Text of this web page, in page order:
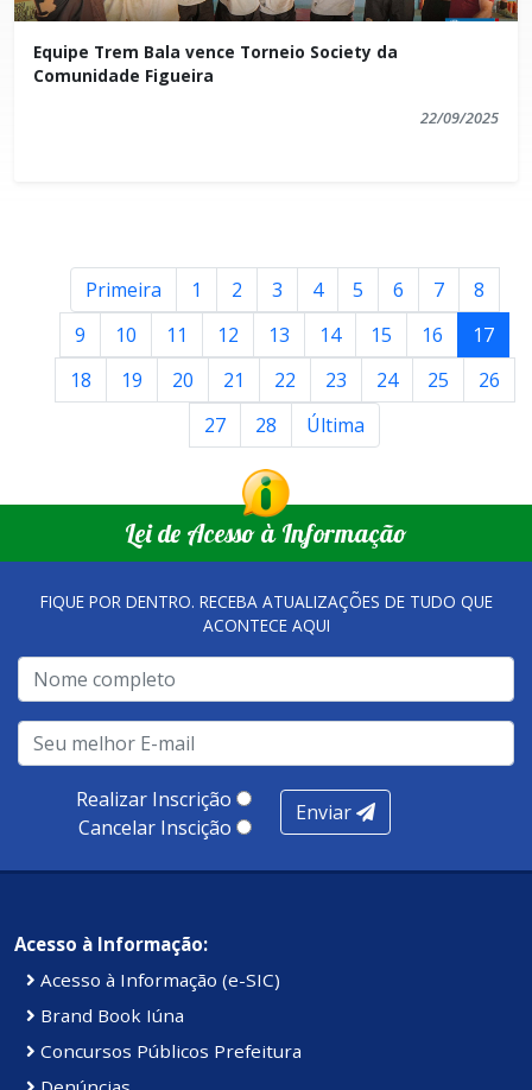
Equipe Trem Bala vence Torneio Society da
Comunidade Figueira
22/09/2025
Primeira 1 2 3 4 5 6 7
8
9
10 11 12 13 14 15 16
17
18
19 20 21 22 23 24 25
26
27
28 Última
Lei de Acesso à Informação
FIQUE POR DENTRO. RECEBA ATUALIZAÇÕES DE TUDO QUE
ACONTECE AQUI
Realizar Inscrição
Cancelar Inscição
Enviar
Acesso à Informação:
Acesso à Informação (e-SIC)
Brand Book Iúna
Concursos Públicos Prefeitura